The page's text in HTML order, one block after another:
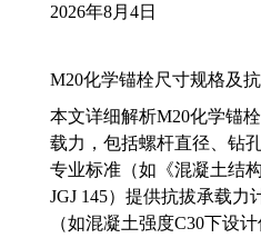
2026年8月4日
M20化学锚栓尺寸规格及
本文详细解析M20化学锚
载力，包括螺杆直径、钻
专业标准（如《混凝土结
JGJ 145）提供抗拔承载力
（如混凝土强度C30下设